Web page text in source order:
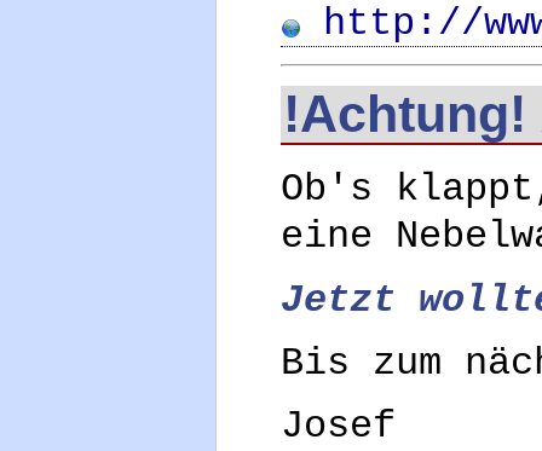
http://
!Achtung!
Ob's
eine
Jetzt
Bis zum
Josef